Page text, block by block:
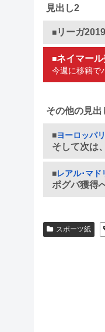
見出し2
■リーガ
■ネイマー
今週に移籍で
その他の見出
■ヨーロッパ
そして次は
■レアル･マド
ポグバ獲得
スポーツ紙